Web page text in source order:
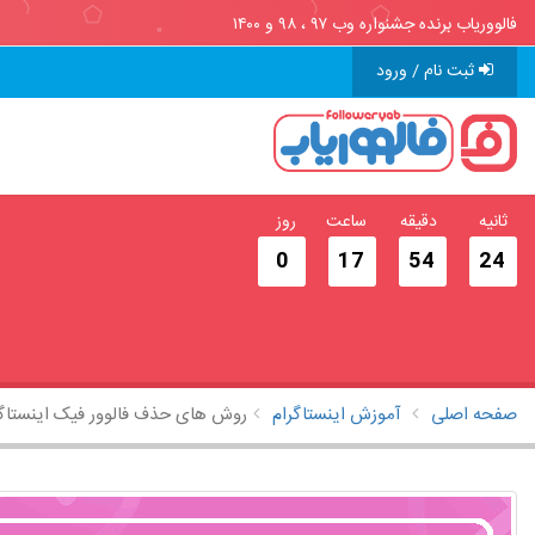
فالووریاب برنده جشنواره وب ۹۷ ، ۹۸ و ۱۴۰۰
ثبت نام / ورود
23
ثانیه
54
دقیقه
17
ساعت
0
روز
صفحه اصلی آموزش اینستاگرام روش های حذف فالوور فیک